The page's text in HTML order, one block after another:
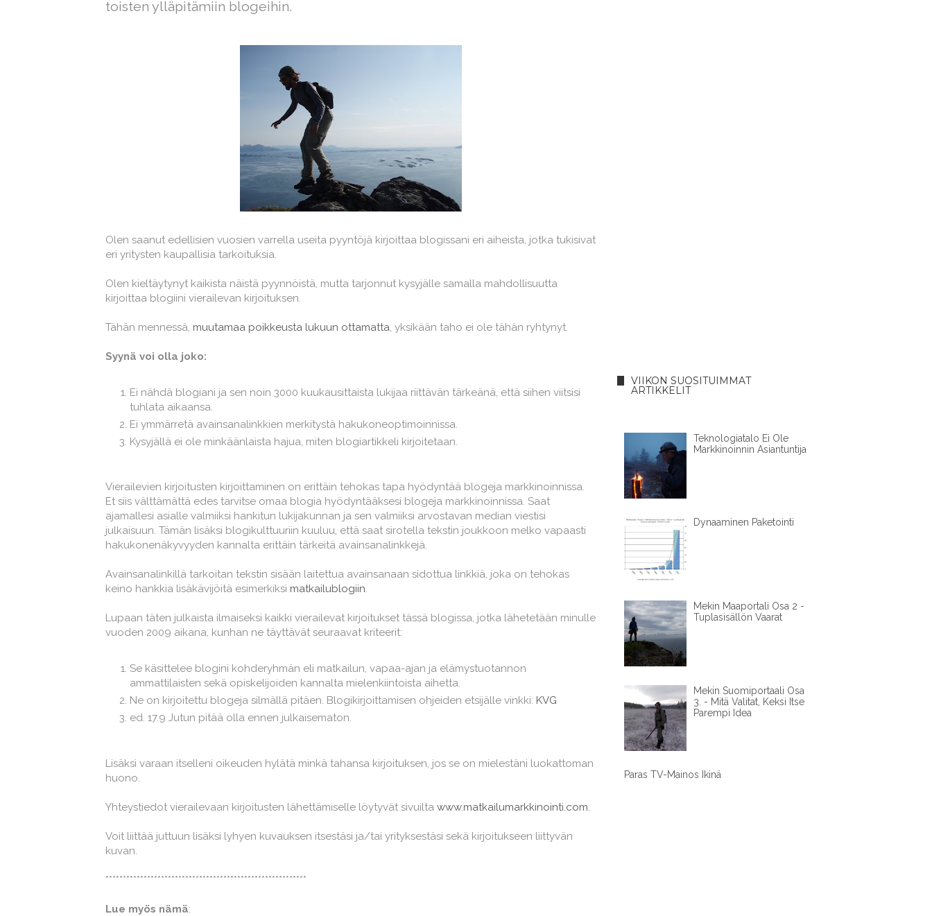
toisten ylläpitämiin blogeihin.
Olen saanut edellisien vuosien varrella useita pyyntöjä kirjoittaa blogissani eri aiheista, jotka tukisivat
eri yritysten kaupallisia tarkoituksia.
Olen kieltäytynyt kaikista näistä pyynnöistä, mutta tarjonnut kysyjälle samalla mahdollisuutta
kirjoittaa blogiini vierailevan kirjoituksen.
Tähän mennessä, muutamaa poikkeusta lukuun ottamatta, yksikään taho ei ole tähän ryhtynyt.
Syynä voi olla joko:
Ei nähdä blogiani ja sen noin 3000 kuukausittaista lukijaa riittävän tärkeänä, että siihen viitsisi
tuhlata aikaansa.
Ei ymmärretä avainsanalinkkien merkitystä hakukoneoptimoinnissa.
Kysyjällä ei ole minkäänlaista hajua, miten blogiartikkeli kirjoitetaan.
Vierailevien kirjoitusten kirjoittaminen on erittäin tehokas tapa hyödyntää blogeja markkinoinnissa.
Et siis välttämättä edes tarvitse omaa blogia hyödyntääksesi blogeja markkinoinnissa. Saat
ajamallesi asialle valmiiksi hankitun lukijakunnan ja sen valmiiksi arvostavan median viestisi
julkaisuun. Tämän lisäksi blogikulttuuriin kuuluu, että saat sirotella tekstin joukkoon melko vapaasti
hakukonenäkyvyyden kannalta erittäin tärkeitä avainsanalinkkejä.
Avainsanalinkillä tarkoitan tekstin sisään laitettua avainsanaan sidottua linkkiä, joka on tehokas
keino hankkia lisäkävijöitä esimerkiksi matkailublogiin.
Lupaan täten julkaista ilmaiseksi kaikki vierailevat kirjoitukset tässä blogissa, jotka lähetetään minulle
vuoden 2009 aikana, kunhan ne täyttävät seuraavat kriteerit:
Se käsittelee blogini kohderyhmän eli matkailun, vapaa-ajan ja elämystuotannon
ammattilaisten sekä opiskelijoiden kannalta mielenkiintoista aihetta.
Ne on kirjoitettu blogeja silmällä pitäen. Blogikirjoittamisen ohjeiden etsijälle vinkki: KVG
ed. 17.9 Jutun pitää olla ennen julkaisematon.
Lisäksi varaan itselleni oikeuden hylätä minkä tahansa kirjoituksen, jos se on mielestäni luokattoman
huono.
Yhteystiedot vierailevaan kirjoitusten lähettämiselle löytyvät sivuilta www.matkailumarkkinointi.com.
Voit liittää juttuun lisäksi lyhyen kuvauksen itsestäsi ja/tai yrityksestäsi sekä kirjoitukseen liittyvän
kuvan.
**********************************************************
Lue myös nämä:
VIIKON SUOSITUIMMAT
ARTIKKELIT
Teknologiatalo Ei Ole
Markkinoinnin Asiantuntija
Dynaaminen Paketointi
Mekin Maaportali Osa 2 -
Tuplasisällön Vaarat
Mekin Suomiportaali Osa
3. - Mitä Valitat, Keksi Itse
Parempi Idea
Paras TV-Mainos Ikinä